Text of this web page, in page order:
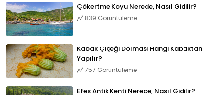
Çökertme Koyu Nerede, Nasıl Gidilir?
839 Görüntüleme
Kabak Çiçeği Dolması Hangi Kabaktan
Yapılır?
757 Görüntüleme
Efes Antik Kenti Nerede, Nasıl Gidilir?